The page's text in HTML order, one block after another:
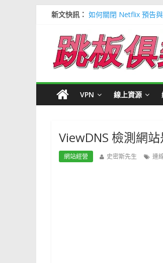
新文快訊： 如何關閉 Netflix 預告
信用卡號產生器 (含
寶可夢飛人安卓必裝
Google 刪除超過兩年
VPN 線上資源
ViewDNS 檢測網
網站經營 史密斯先生 連